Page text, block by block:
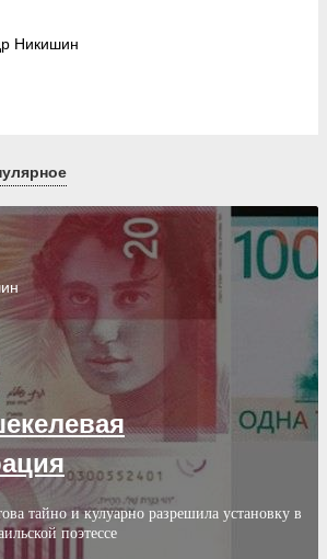
Никишин
тайно и кулуарно разрешила установку в
поэтессе